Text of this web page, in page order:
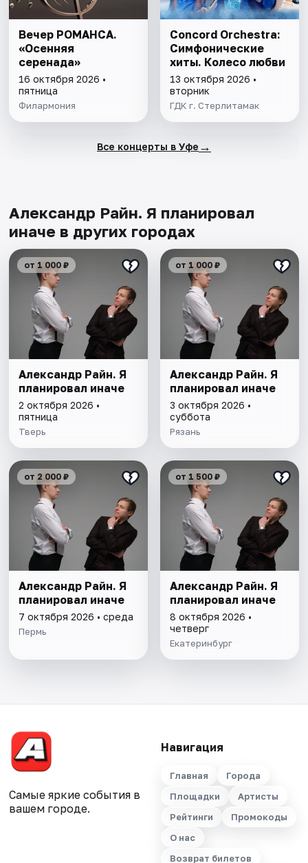
Вечер РОМАНСА.
«Осенняя
серенада»
16 октября 2026 •
пятница
Филармония
Concord Orchestra:
Симфонические
хиты. Колесо любви
13 октября 2026 •
вторник
ГДК г. Стерлитамак
Все концерты в Уфе →
Александр Райн. Я планировал
иначе в других городах
от 1 000 ₽
Александр Райн. Я
планировал иначе
2 октября 2026 •
пятница
Тверь
от 1 000 ₽
Александр Райн. Я
планировал иначе
3 октября 2026 •
суббота
Рязань
от 2 000 ₽
Александр Райн. Я
планировал иначе
7 октября 2026 • среда
Пермь
от 1 500 ₽
Александр Райн. Я
планировал иначе
8 октября 2026 •
четверг
Екатеринбург
Самые яркие события в
вашем городе.
Навигация
Главная
Города
Площадки
Артисты
Рейтинги
Промокоды
О нас
Возврат билетов